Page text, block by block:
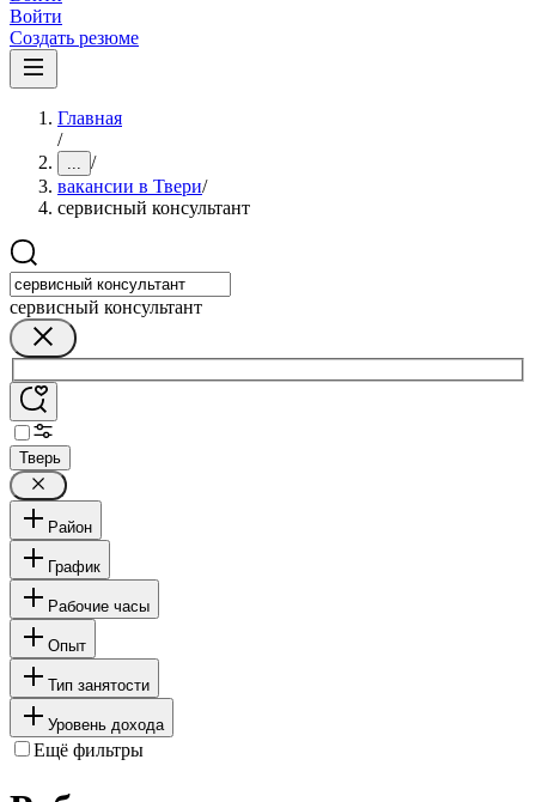
Войти
Создать резюме
Главная
/
... /
вакансии в Твери/
сервисный консультант
сервисный консультант
Тверь
Район
График
Рабочие часы
Опыт
Тип занятости
Уровень дохода
Ещё фильтры